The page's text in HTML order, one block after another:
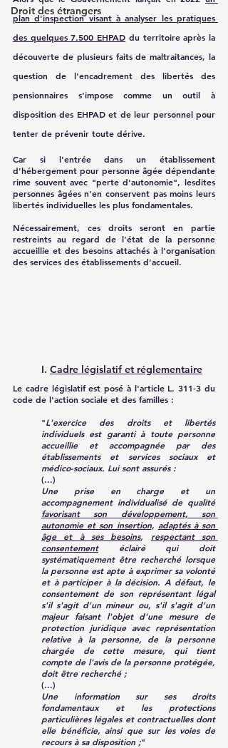
Droit des étrangers
plan d'inspection visant à analyser les pratiques
des quelques 7.500 EHPAD du territoire après la
découverte de plusieurs faits de maltraitances, la
question de l'encadrement des libertés des
pensionnaires s'impose comme un outil à
disposition des EHPAD et de leur personnel pour
tenter de prévenir toute dérive.
Car si l'entrée dans un établissement
d'hébergement pour personne âgée dépendante
rime souvent avec "perte d'autonomie", lesdites
personnes âgées n'en conservent pas moins leurs
libertés individuelles les plus fondamentales.
Nécessairement, ces droits seront en partie
restreints au regard de l'état de la personne
accueillie et des besoins attachés à l'organisation
des services des établissements d'accueil.
I. Cadre législatif et réglementaire
Le cadre législatif est posé à l'article L. 311-3 du
code de l'action sociale et des familles :
"L'exercice des droits et libertés
individuels est garanti à toute personne
accueillie et accompagnée par des
établissements et services sociaux et
médico-sociaux. Lui sont assurés :
(...)
Une prise en charge et un
accompagnement individualisé de qualité
favorisant son développement, son
autonomie et son insertion, adaptés à son
âge et à ses besoins, respectant son
consentement éclairé qui doit
systématiquement être recherché lorsque
la personne est apte à exprimer sa volonté
et à participer à la décision. A défaut, le
consentement de son représentant légal
s'il s'agit d'un mineur ou, s'il s'agit d'un
majeur faisant l'objet d'une mesure de
protection juridique avec représentation
relative à la personne, de la personne
chargée de cette mesure, qui tient
compte de l'avis de la personne protégée,
doit être recherché ;
(...)
Une information sur ses droits
fondamentaux et les protections
particulières légales et contractuelles dont
elle bénéficie, ainsi que sur les voies de
recours à sa disposition ;"